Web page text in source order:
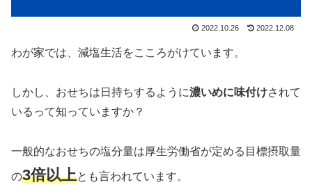
2022.10.26 2022.12.08
わが家では、減塩生活をこころがけています。
しかし、おせちは日持ちするように濃いめに味付けされて
いるって知っていますか？
一般的なおせちの塩分量は厚生労働省が定める目標摂取量
の3倍以上とも言われています。